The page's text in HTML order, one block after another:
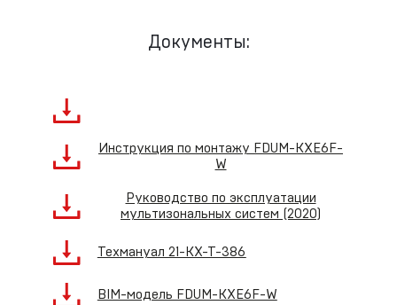
Документы:
Инструкция по монтажу FDUM-KXE6F-
W
Руководство по эксплуатации
мультизональных систем (2020)
Техмануал 21-KX-T-386
BIM-модель FDUM-KXE6F-W